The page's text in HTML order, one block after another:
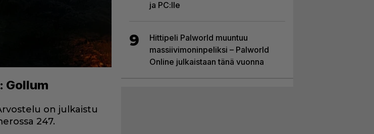
Gollum
on julkaistu
247.
ja PC:lle
9
Hittipeli Palworld muuntuu
massiivimoninpeliksi – Palworld
Online julkaistaan tänä vuonna